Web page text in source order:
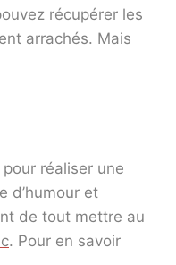
récupérer les
arrachés. Mais
réaliser une
d’humour et
de tout mettre au
. Pour en savoir